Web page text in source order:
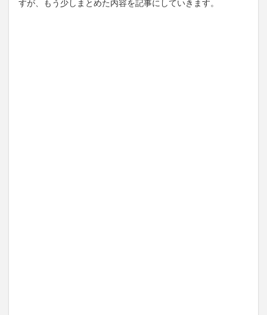
すが、もう少しまとめた内容を記事にしていきます。